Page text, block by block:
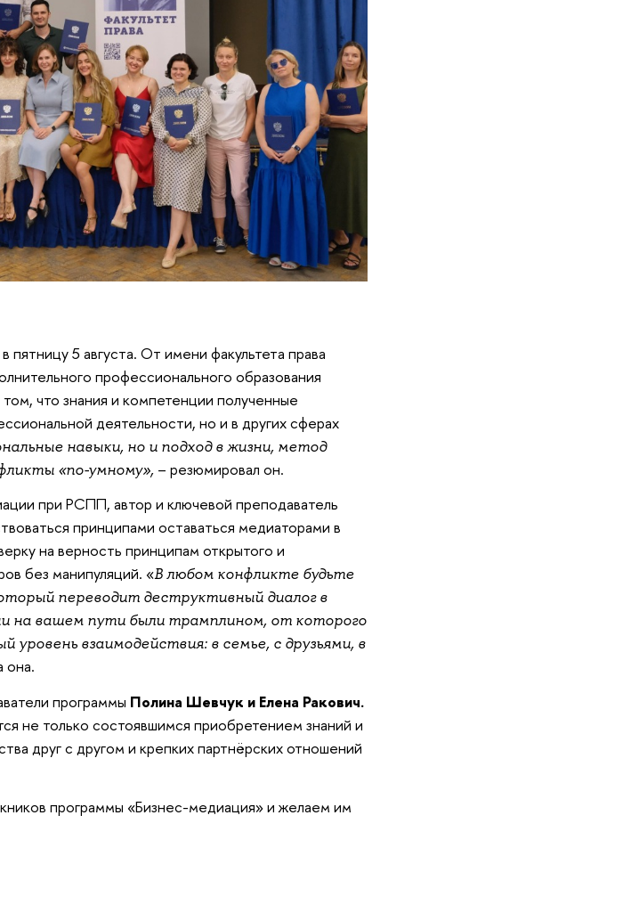
5 августа. От имени факультета права
профессионального образования
что знания и компетенции полученные
деятельности, но и в других сферах
навыки, но и подход в жизни, метод
«по-умному», – резюмировал он.
при РСПП, автор и ключевой преподаватель
принципами оставаться медиаторами в
на верность принципам открытого и
без манипуляций. «В любом конфликте будьте
переводит деструктивный диалог в
на вашем пути были трамплином, от которого
уровень взаимодействия: в семье, с друзьями, в
она.
программы Полина Шевчук и Елена Ракович.
не только состоявшимся приобретением знаний и
друг с другом и крепких партнёрских отношений
программы «Бизнес-медиация» и желаем им